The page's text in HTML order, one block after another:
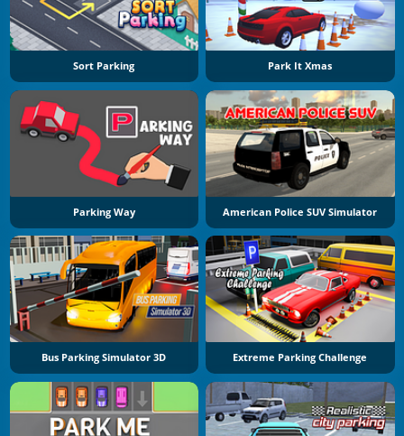
Sort Parking Park It Xmas
Parking Way American Police SUV Simulator
Bus Parking Simulator 3D Extreme Parking Challenge